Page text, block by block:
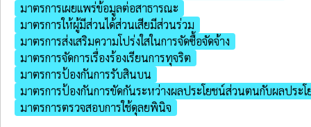
มาตรการเผยแพร่ข้อมูลต่อสาธารณะ
มาตรการให้ผู้มีส่วนได้ส่วนเสียมีส่วนร่วม
มาตรการส่งเสริมความโปร่งใสในการจัดซื้อจัดจ้าง
มาตรการจัดการเรื่องร้องเรียนการทุจริต
มาตรการป้องกันการรับสินบน
มาตรการป้องกันการขัดกันระหว่างผลประโยชน์ส่วนตนกับผลประ
มาตรการตรวจสอบการใช้ดุลยพินิจ